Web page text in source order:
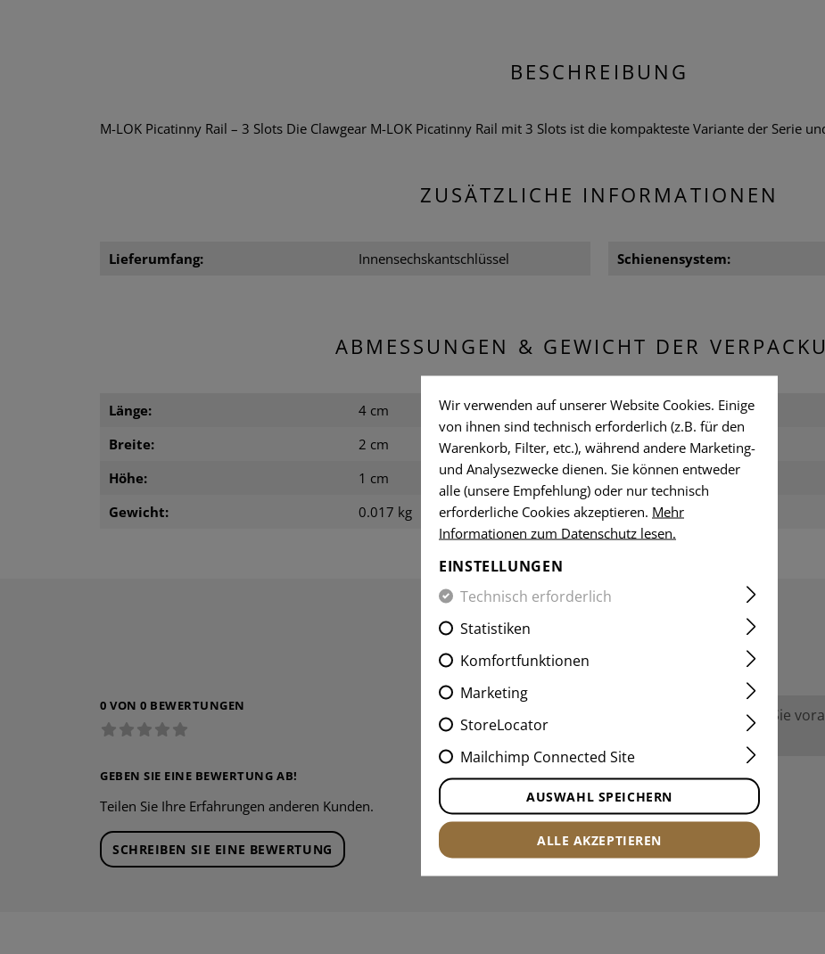
BESCHREIBUNG
M-LOK Picatinny Rail – 3 Slots Die Clawgear M-LOK Picatinny Rail mit 3 Slots ist die kompakteste Variante der Serie
ZUSÄTZLICHE INFORMATIONEN
Lieferumfang: Innensechskantschlüssel Schienensystem:
ABMESSUNGEN & GEWICHT DER
Länge: 4 cm Länge verpackt:
Breite:
2 cm Breite verpackt:
Höhe:
1 cm Höhe verpackt:
Gewicht:
0.017 kg Gewicht verpackt:
BEWERTUNGEN
0 VON 0 BEWERTUNGEN
GEBEN SIE EINE BEWERTUNG AB!
Teilen Sie Ihre Erfahrungen anderen Kunden.
SCHREIBEN SIE EINE BEWERTUNG
Keine Bewertungen gefunden. Gehen Sie
anderen.
Wir verwenden auf unserer Website Cookies. Einige
von ihnen sind technisch erforderlich (z.B. für den
Warenkorb, Filter, etc.), während andere Marketing-
und Analysezwecke dienen. Sie können entweder
alle (unsere Empfehlung) oder nur technisch
erforderliche Cookies akzeptieren. Mehr
Informationen zum Datenschutz lesen.
EINSTELLUNGEN
Technisch erforderlich
Statistiken
Komfortfunktionen
Marketing
StoreLocator
Mailchimp Connected Site
AUSWAHL SPEICHERN
ALLE AKZEPTIEREN